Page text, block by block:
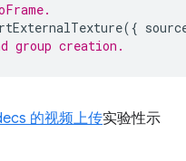
({
group creation.
的视频上传实验性示